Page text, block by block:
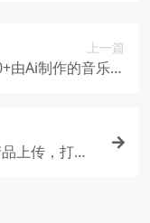
上一篇
由Ai制作的音乐，
上传，打造